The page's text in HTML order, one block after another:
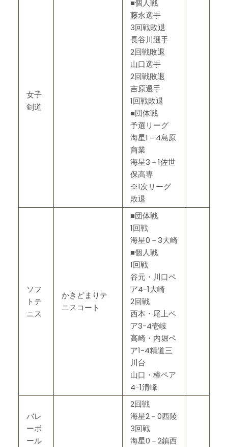
女子
剣道
■個人戦
藤永選手
3回戦敗退
長谷川選手
2回戦敗退
山口選手
2回戦敗退
吉原選手
1回戦敗退
■団体戦
予選リーグ
海星1－4島原
商業
海星3－1佐世
保高専
※1次リーグ
敗退
ソフ
トテ
ニス
かきどまりテ
ニスコート
■団体戦
1回戦
海星0－3大崎
■個人戦
1回戦
谷元・川口ペ
ア4-1大崎
2回戦
西本・尾上ペ
ア3-4壱岐
高崎・内堀ペ
ア1-4精道三
川台
山口・樟ペア
4-1清峰
バレ
ーボ
ール
2回戦
海星2－0西陵
3回戦
海星0－2鎮西